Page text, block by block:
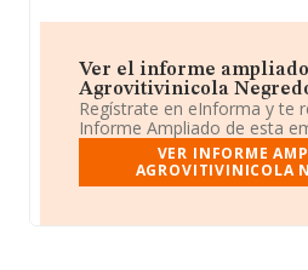
Ver el informe
Agrovitivinicola Negredo
Regístrate en eInforma y te
Informe Ampliado de esta
VER INFORME
AGROVITIVINICOLA